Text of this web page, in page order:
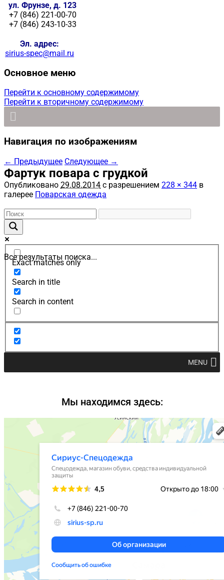
ул. Фрунзе, д. 123
+7 (846) 221-00-70
+7 (846) 243-10-33
Эл. адрес:
sirius-spec@mail.ru
Основное меню
Перейти к основному содержимому
Перейти к вторичному содержимому
Навигация по изображениям
← Предыдущее Следующее →
Фартук повара с грудкой
Опубликовано 29.08.2014 с разрешением 228 × 344 в
галерее Поварская одежда
Все результаты поиска...
Exact matches only
Search in title
Search in content
MENU
Мы находимся здесь: